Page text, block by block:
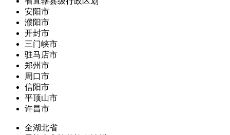
安阳市
濮阳市
开封市
三门峡市
驻马店市
郑州市
周口市
信阳市
平顶山市
许昌市
全湖北省